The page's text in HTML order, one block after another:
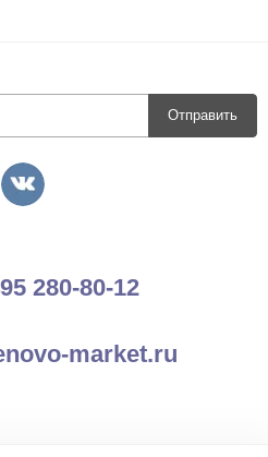
Отправить
280-80-12
market.ru